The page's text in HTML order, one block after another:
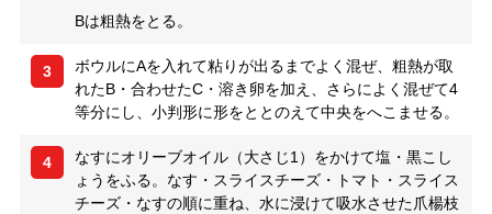
Bは粗熱をとる。
3
ボウルにAを入れて粘りが出るまでよく混ぜ、粗熱が取
れたB・合わせたC・溶き卵を加え、さらによく混ぜて4
等分にし、小判形に形をととのえて中央をへこませる。
4
なすにオリーブオイル（大さじ1）をかけて塩・黒こし
ょうをふる。なす・スライスチーズ・トマト・スライス
チーズ・なすの順に重ね、水に浸けて吸水させた爪楊枝